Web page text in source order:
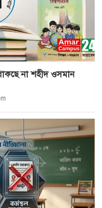
না শহীদ ওসমান